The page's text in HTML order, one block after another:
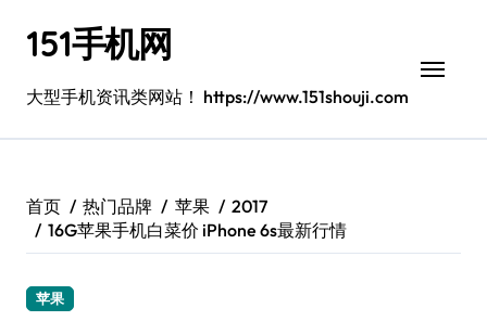
151手机网
大型手机资讯类网站！ https://www.151shouji.com
首页 热门品牌 苹果
2017
16G苹果手机白菜价 iPhone 6s最新行情
苹果